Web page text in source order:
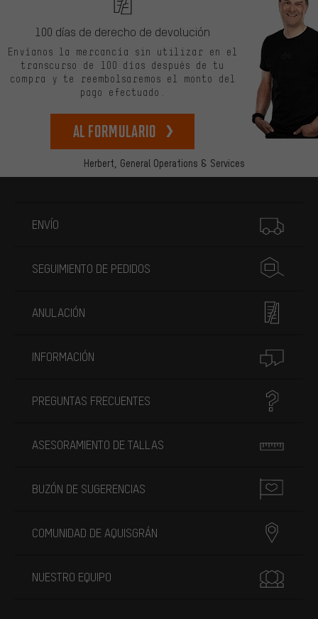
Herbert, General Operations & Services
100 días de derecho de devolución
Envíanos la mercancía sin utilizar en el
transcurso de 100 días después de tu
compra y te reembolsaremos el monto del
pago efectuado.
Al formulario
ENVÍO
SEGUIMIENTO DE PEDIDOS
ANULACIÓN
INFORMACIÓN
PREGUNTAS FRECUENTES
ASESORAMIENTO DE TALLAS
BUZÓN DE SUGERENCIAS
COMUNIDAD DE AQUISGRÁN
NUESTRO EQUIPO